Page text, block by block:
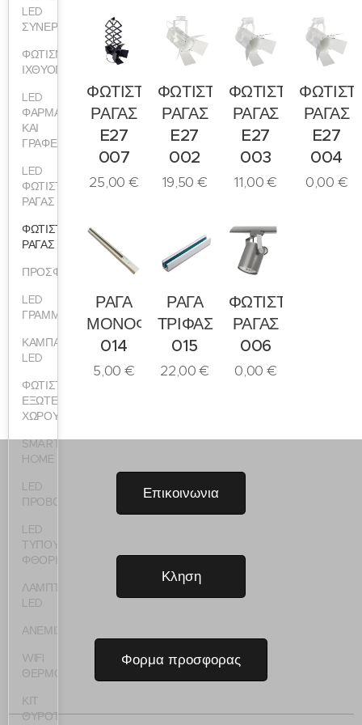
LED
ΣΥΝΕΡΓΕΙΩΝ
ΦΩΤΙΣΜΟΣ
ΙΧΘΥΟΠΩΛΕΙΩΝ
LED
ΦΑΡΜΑΚΕΙΩΝ
ΚΑΙ
ΓΡΑΦΕΙΩΝ
LED
ΦΩΤΙΣΤΙΚΑ
ΡΑΓΑΣ
ΦΩΤΙΣΤΙΚΑ
ΡΑΓΑΣ
ΠΡΟΣΦΟΡΕΣ
LED
ΓΡΑΜΜΙΚΑ
ΚΑΜΠΑΝΕΣ
LED
ΦΩΤΙΣΤΙΚΑ
ΕΞΩΤΕΡΙΚΟΥ
ΧΩΡΟΥ
SMART
HOME
LED
ΠΡΟΒΟΛΕΙΣ
LED
ΤΥΠΟΥ
ΦΘΟΡΙΟΥ
ΛΑΜΠΤΗΡΕΣ
LED
ΑΝΕΜΙΣΤΗΡΕΣ
WIFI
ΘΕΡΜΟΣΙΦΩΝΑ
ΚΙΤ
ΘΥΡΟΤΗΛΕΟΡΑΣΗΣ
ΦΩΤΙΣΤΙΚΟ
ΡΑΓΑΣ
E27
007
25,00 €
ΦΩΤΙΣΤΙΚΟ
ΡΑΓΑΣ
E27
002
19,50 €
ΦΩΤΙΣΤΙΚΟ
ΡΑΓΑΣ
E27
003
11,00€
ΡΑΓΑΣ
E27
004
0,00 €
ΡΑΓΑ
ΜΟΝΟΦΑΣΙΚΗ
014
5,00 €
ΡΑΓΑ
ΤΡΙΦΑΣΙΚΗ
015
22,00€
ΦΩΤΙΣΤΙΚΟ
ΡΑΓΑΣ
006
0,00 €
Επικοινωνια
Κληση
Φορμα προσφορας